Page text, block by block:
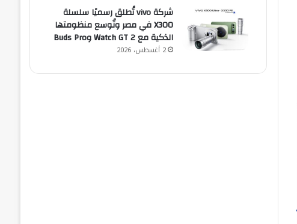
شركة vivo تُطلق رسميًا سلسلة
X300 في مصر وتُوسع منظومتها
الذكية مع Watch GT 2 وBuds Pro
2 أغسطس، 2026